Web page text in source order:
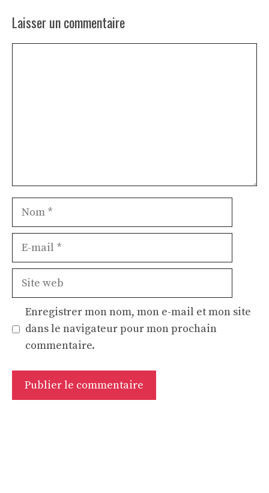
Laisser un commentaire
Nom
Site
Enregistrer mon nom, mon e-mail et mon site
dans le navigateur pour mon prochain
commentaire.